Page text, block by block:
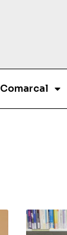
Comarcal